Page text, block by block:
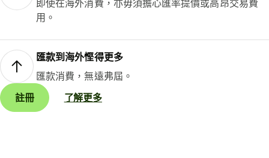
即使在海外消費，亦毋須擔心匯率提價或高昂交易費
用。
匯款到海外慳得更多
匯款消費，無遠弗屆。
註冊
了解更多